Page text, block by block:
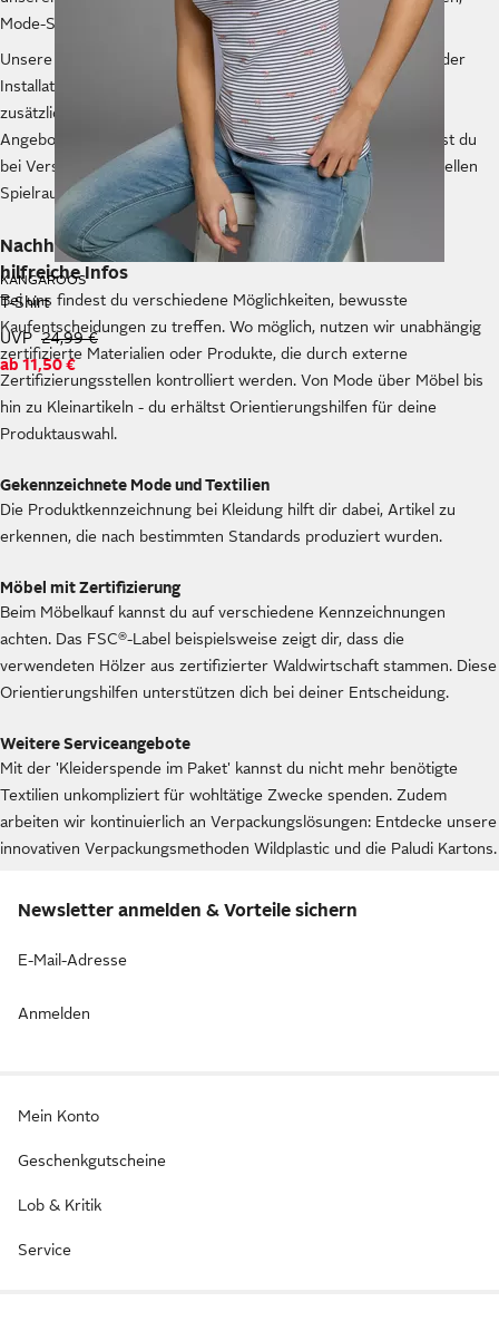
KANGAROOS
T-Shirt
UVP 24,99 €
ab11,50 €
Mode-Styles und Neuheiten aus allen Sortimenten.
Unsere Vorteilswelt bietet Services Aufbauservice für Möbel, der
Installationsservice für Technik und die Langzeitgarantie für
zusätzliche Sicherheit. Mit der OTTO App erhältst du aktuelle
Angebote direkt aufs Smartphone. Als OTTO UP Mitglied sparst du
bei Versandkosten, und die Ratenzahlung verschafft dir finanziellen
Spielraum für entspanntere Einkaufsplanung.
Nachhaltigkeit beim Shopping - Unser Beitrag und
hilfreiche Infos
Bei uns findest du verschiedene Möglichkeiten, bewusste
Kaufentscheidungen zu treffen. Wo möglich, nutzen wir unabhängig
zertifizierte Materialien oder Produkte, die durch externe
Zertifizierungsstellen kontrolliert werden. Von Mode über Möbel bis
hin zu Kleinartikeln - du erhältst Orientierungshilfen für deine
Produktauswahl.
Gekennzeichnete Mode und Textilien
Die Produktkennzeichnung bei Kleidung hilft dir dabei, Artikel zu
erkennen, die nach bestimmten Standards produziert wurden.
Möbel mit Zertifizierung
Beim Möbelkauf kannst du auf verschiedene Kennzeichnungen
achten. Das FSC®-Label beispielsweise zeigt dir, dass die
verwendeten Hölzer aus zertifizierter Waldwirtschaft stammen. Diese
Orientierungshilfen unterstützen dich bei deiner Entscheidung.
Weitere Serviceangebote
Mit der 'Kleiderspende im Paket' kannst du nicht mehr benötigte
Textilien unkompliziert für wohltätige Zwecke spenden. Zudem
arbeiten wir kontinuierlich an Verpackungslösungen: Entdecke unsere
innovativen Verpackungsmethoden Wildplastic und die Paludi Kartons.
Newsletter anmelden & Vorteile sichern
E-Mail-Adresse
Anmelden
Mein Konto
Geschenkgutscheine
Lob & Kritik
Service